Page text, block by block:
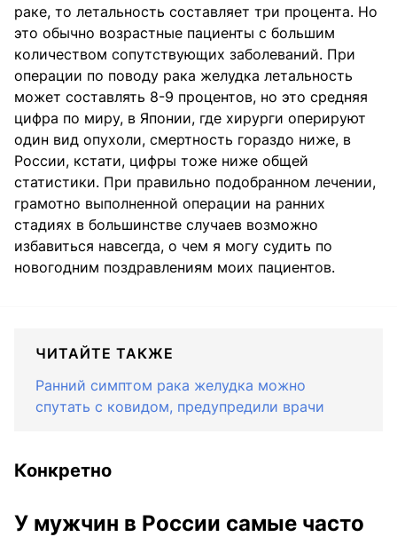
раке, то летальность составляет три процента. Но
это обычно возрастные пациенты с большим
количеством сопутствующих заболеваний. При
операции по поводу рака желудка летальность
может составлять 8-9 процентов, но это средняя
цифра по миру, в Японии, где хирурги оперируют
один вид опухоли, смертность гораздо ниже, в
России, кстати, цифры тоже ниже общей
статистики. При правильно подобранном лечении,
грамотно выполненной операции на ранних
стадиях в большинстве случаев возможно
избавиться навсегда, о чем я могу судить по
новогодним поздравлениям моих пациентов.
ЧИТАЙТЕ ТАКЖЕ
Ранний симптом рака желудка можно
спутать с ковидом, предупредили врачи
Конкретно
У мужчин в России самые часто